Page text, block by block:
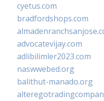
cyetus.com
bradfordshops.com
advocatevijay.com
adlibilimler2023.com
naswwebed.org
balithut-manado.org